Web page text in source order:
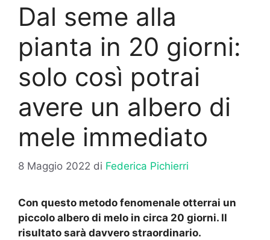
Dal seme alla
pianta in 20 giorni:
solo così potrai
avere un albero di
mele immediato
8 Maggio 2022 di Federica Pichierri
Con questo metodo fenomenale otterrai un
piccolo albero di melo in circa 20 giorni. Il
risultato sarà davvero straordinario.